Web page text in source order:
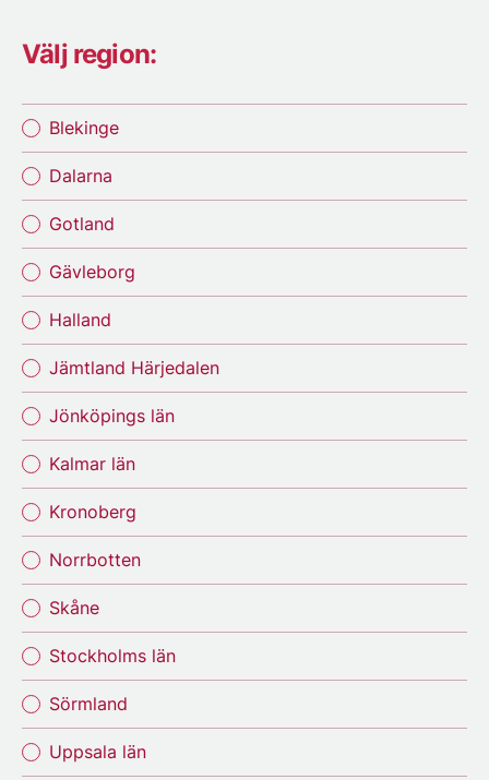
Välj region:
Blekinge
Dalarna
Gotland
Gävleborg
Halland
Jämtland Härjedalen
Jönköpings län
Kalmar län
Kronoberg
Norrbotten
Skåne
Stockholms län
Sörmland
Uppsala län